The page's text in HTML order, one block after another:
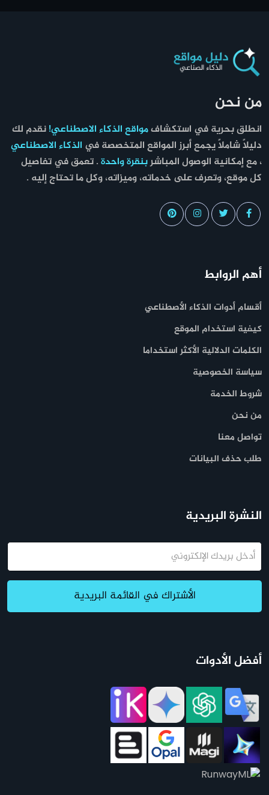
من نحن
انطلق بحرية في استكشافمواقع الذكاء الاصطناعي!نقدم لك
دليلاً شاملاً يجمع أبرز المواقع المتخصصة في الذكاء الاصطناعي
، مع إمكانية الوصول المباشربنقرة واحدة. تعمق في تفاصيل
كل موقع، وتعرف على خدماته، وميزاته، وكل ما تحتاج إليه .
أهم الروابط
أقسام أدوات الذكاء الأصطناعي
كيفية استخدام الموقع
الكلمات الدلالية الأكثر استخداما
سياسة الخصوصية
شروط الخدمة
من نحن
تواصل معنا
طلب حذف البيانات
النشرة البريدية
البريد
الإلكتروني
الأشتراك في القائمة البريدية
أفضل الأدوات